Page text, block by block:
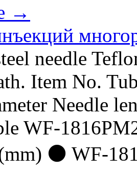
→
needle
Item No.
Needle
WF-
⚫ WF-